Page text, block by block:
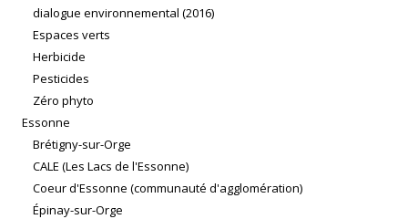
dialogue environnemental (2016)
Espaces verts
Herbicide
Pesticides
Zéro phyto
Essonne
Brétigny-sur-Orge
CALE (Les Lacs de l'Essonne)
Coeur d'Essonne (communauté d'agglomération)
Épinay-sur-Orge